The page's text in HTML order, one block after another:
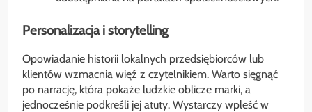
Personalizacja i storytelling
Opowiadanie historii lokalnych przedsiębiorców lub
klientów wzmacnia więź z czytelnikiem. Warto sięgnąć
po narrację, która pokaże ludzkie oblicze marki, a
jednocześnie podkreśli jej atuty. Wystarczy wpleść w